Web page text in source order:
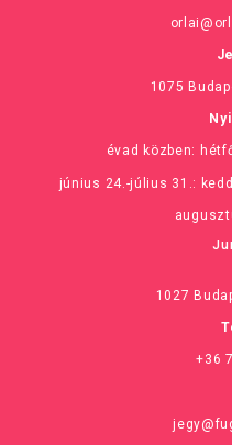
1075
évad közben:
június 24.-július 31.:
1027
+36